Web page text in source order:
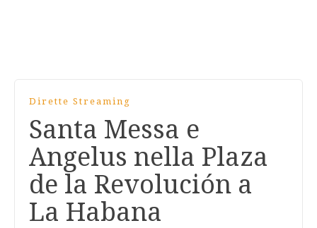
Dirette Streaming
Santa Messa e
Angelus nella Plaza
de la Revolución a
La Habana